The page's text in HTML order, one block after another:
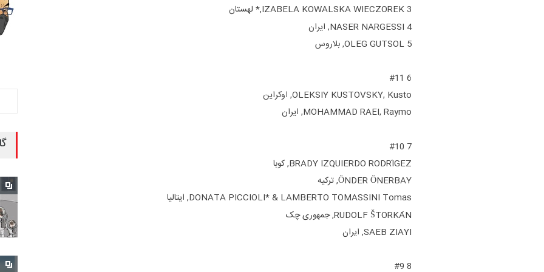
3 IZABELA KOWALSKA WIECZOREK,* لهستان
4 NASER NARGESSI, ایران
5 OLEG GUTSOL, بلاروس
6 #11
OLEKSIY KUSTOVSKY, Kusto, اوکراین
MOHAMMAD RAEI, Raymo, ایران
7 #10
BRADY IZQUIERDO RODRÍGEZ, کوبا
ÖNDER ÖNERBAY, ترکیه
DONATA PICCIOLI* & LAMBERTO TOMASSINI Tomas, ایتالیا
RUDOLF ŠTORKÁN, جمهوری چک
SAEB ZIAYI, ایران
8 #9